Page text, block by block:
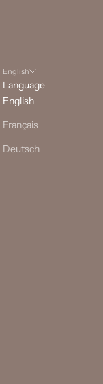
English
Language
English
Français
Deutsch